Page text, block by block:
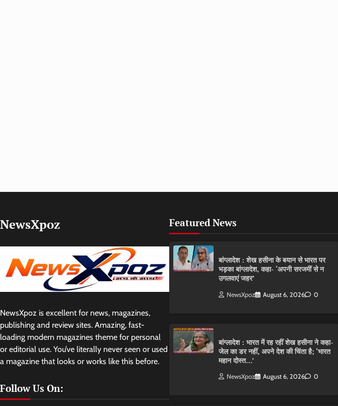
NewsXpoz
NewsXpoz is excellent for news, magazines,
publishing and review sites. Amazing, fast-
loading modern magazines theme for personal
or editorial use. You’ve literally never seen or used
a magazine that looks or works like this before.
Follow Us On:
Featured News
बांग्लादेश : शेख हसीना के बयान से भारत पर
भड़का बांग्लादेश, कहा- ‘अपनी सरजमीं से न
उगलवाएं जहर’
NewsXpoz August 6, 2026 0
बांग्लादेश : भारत में रह रहीं शेख हसीना ने कहा-
जेल का डर नहीं, अपने देश की चिंता है; ‘भारत
महान दोस्त…’
NewsXpoz August 6, 2026 0